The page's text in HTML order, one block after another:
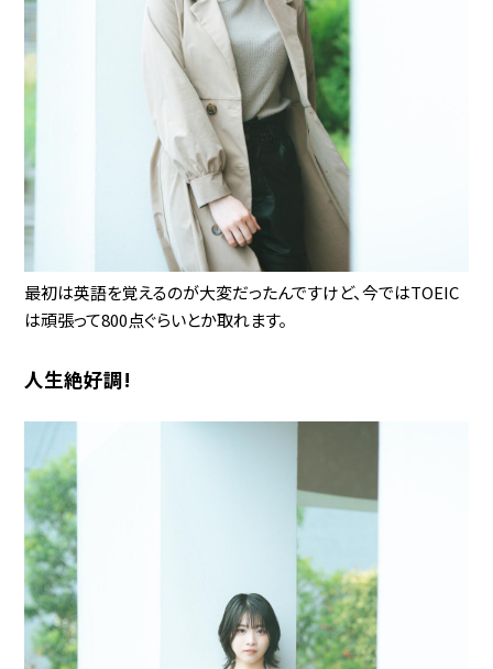
最初は英語を覚えるのが大変だったんですけど、今ではTOEIC
は頑張って800点ぐらいとか取れます。
人生絶好調!